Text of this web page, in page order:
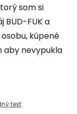
som si
FUK a
kúpené
aby nevypukla
text